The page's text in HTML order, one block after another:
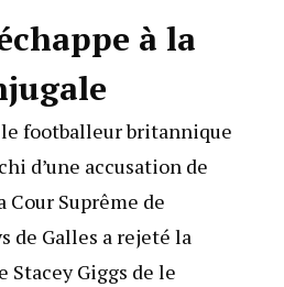
à la
footballeur britannique
d’une accusation de
Cour Suprême de
de Galles a rejeté la
Stacey Giggs de le